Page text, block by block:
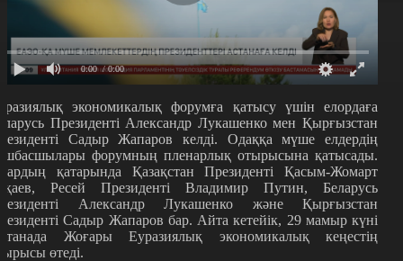
0:00 / 0:00
экономикалық форумға қатысу үшін елордаға
Президенті Александр Лукашенко мен Қырғызстан
Садыр Жапаров келді. Одаққа мүше елдердің
форумның пленарлық отырысына қатысады.
қатарында Қазақстан Президенті Қасым-Жомарт
Ресей Президенті Владимир Путин, Беларусь
Александр Лукашенко және Қырғызстан
Садыр Жапаров бар. Айта кетейік, 29 мамыр күні
Жоғары Еуразиялық экономикалық кеңестің
өтеді.